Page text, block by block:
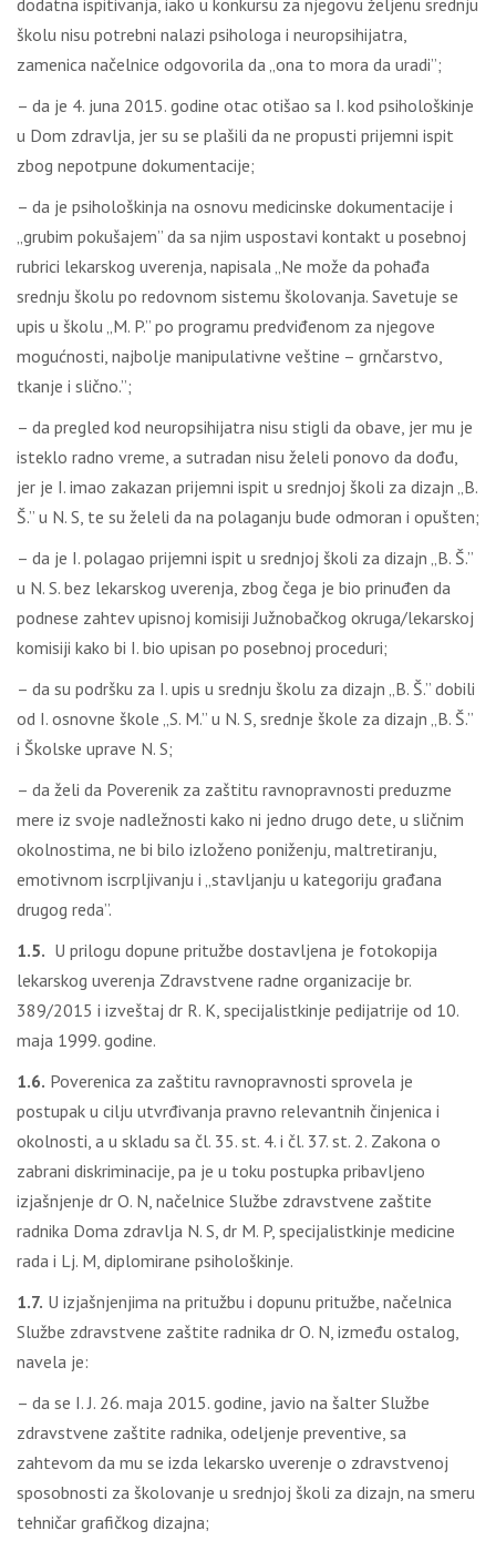
dodatna ispitivanja, iako u konkursu za njegovu željenu srednju
školu nisu potrebni nalazi psihologa i neuropsihijatra,
zamenica načelnice odgovorila da „ona to mora da uradi”;
– da je 4. juna 2015. godine otac otišao sa I. kod psihološkinje
u Dom zdravlja, jer su se plašili da ne propusti prijemni ispit
zbog nepotpune dokumentacije;
– da je psihološkinja na osnovu medicinske dokumentacije i
„grubim pokušajem” da sa njim uspostavi kontakt u posebnoj
rubrici lekarskog uverenja, napisala „Ne može da pohađa
srednju školu po redovnom sistemu školovanja. Savetuje se
upis u školu „M. P.” po programu predviđenom za njegove
mogućnosti, najbolje manipulativne veštine – grnčarstvo,
tkanje i slično.”;
– da pregled kod neuropsihijatra nisu stigli da obave, jer mu je
isteklo radno vreme, a sutradan nisu želeli ponovo da dođu,
jer je I. imao zakazan prijemni ispit u srednjoj školi za dizajn „B.
Š.” u N. S, te su želeli da na polaganju bude odmoran i opušten;
– da je I. polagao prijemni ispit u srednjoj školi za dizajn „B. Š.”
u N. S. bez lekarskog uverenja, zbog čega je bio prinuđen da
podnese zahtev upisnoj komisiji Južnobačkog okruga/lekarskoj
komisiji kako bi I. bio upisan po posebnoj proceduri;
– da su podršku za I. upis u srednju školu za dizajn „B. Š.” dobili
od I. osnovne škole „S. M.” u N. S, srednje škole za dizajn „B. Š.”
i Školske uprave N. S;
– da želi da Poverenik za zaštitu ravnopravnosti preduzme
mere iz svoje nadležnosti kako ni jedno drugo dete, u sličnim
okolnostima, ne bi bilo izloženo poniženju, maltretiranju,
emotivnom iscrpljivanju i „stavljanju u kategoriju građana
drugog reda”.
1.5. U prilogu dopune pritužbe dostavljena je fotokopija
lekarskog uverenja Zdravstvene radne organizacije br.
389/2015 i izveštaj dr R. K, specijalistkinje pedijatrije od 10.
maja 1999. godine.
1.6. Poverenica za zaštitu ravnopravnosti sprovela je
postupak u cilju utvrđivanja pravno relevantnih činjenica i
okolnosti, a u skladu sa čl. 35. st. 4. i čl. 37. st. 2. Zakona o
zabrani diskriminacije, pa je u toku postupka pribavljeno
izjašnjenje dr O. N, načelnice Službe zdravstvene zaštite
radnika Doma zdravlja N. S, dr M. P, specijalistkinje medicine
rada i Lj. M, diplomirane psihološkinje.
1.7. U izjašnjenjima na pritužbu i dopunu pritužbe, načelnica
Službe zdravstvene zaštite radnika dr O. N, između ostalog,
navela je:
– da se I. J. 26. maja 2015. godine, javio na šalter Službe
zdravstvene zaštite radnika, odeljenje preventive, sa
zahtevom da mu se izda lekarsko uverenje o zdravstvenoj
sposobnosti za školovanje u srednjoj školi za dizajn, na smeru
tehničar grafičkog dizajna;